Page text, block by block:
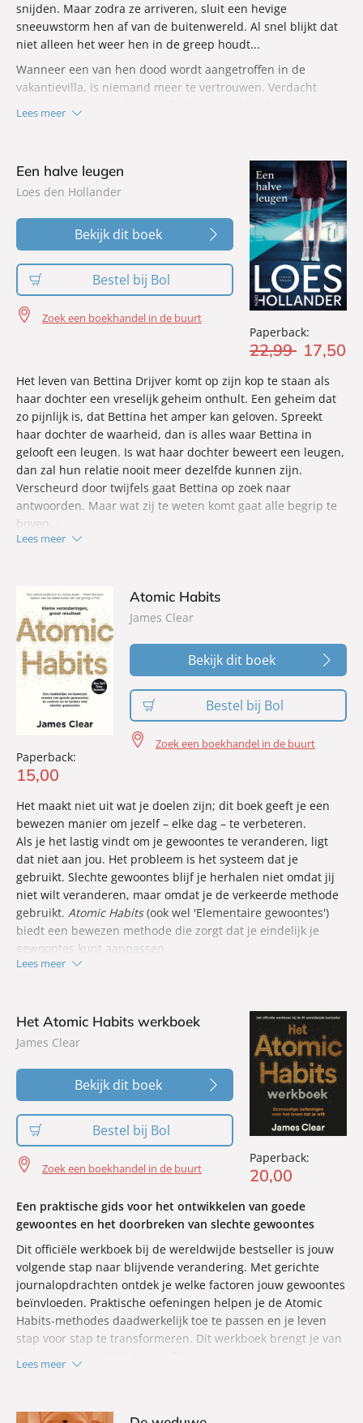
snijden. Maar zodra ze arriveren, sluit een hevige
sneeuwstorm hen af van de buitenwereld. Al snel blijkt dat
niet alleen het weer hen in de greep houdt...
Wanneer een van hen dood wordt aangetroffen in de
vakantievilla, is niemand meer te vertrouwen. Verdacht
Lees meer
Paperback:
22,99 17,50
Een halve leugen
Loes den Hollander
Bekijk dit boek
Bestel bij Bol
Zoek een boekhandel in de buurt
Het leven van Bettina Drijver komt op zijn kop te staan als
haar dochter een vreselijk geheim onthult. Een geheim dat
zo pijnlijk is, dat Bettina het amper kan geloven. Spreekt
haar dochter de waarheid, dan is alles waar Bettina in
gelooft een leugen. Is wat haar dochter beweert een leugen,
dan zal hun relatie nooit meer dezelfde kunnen zijn.
Verscheurd door twijfels gaat Bettina op zoek naar
antwoorden. Maar wat zij te weten komt gaat alle begrip te
boven…
wordt.' - Vrouwenthrillers.nl
Lees meer
Paperback:
15,00
Atomic Habits
James Clear
Bekijk dit boek
Bestel bij Bol
Zoek een boekhandel in de buurt
Het maakt niet uit wat je doelen zijn; dit boek geeft je een
bewezen manier om jezelf – elke dag – te verbeteren.
Als je het lastig vindt om je gewoontes te veranderen, ligt
dat niet aan jou. Het probleem is het systeem dat je
gebruikt. Slechte gewoontes blijf je herhalen niet omdat jij
niet wilt veranderen, maar omdat je de verkeerde methode
gebruikt. Atomic Habits(ook wel 'Elementaire gewoontes')
biedt een bewezen methode die zorgt dat je eindelijk je
gewoontes kunt aanpassen.
Na drie jaar onderzoek heeft James Clear met behulp van
gewoontes verdwijnen en je veel makkelijker met je goede
gewoontes aan de slag gaat.
Lees meer
Paperback:
20,00
Het Atomic Habits werkboek
James Clear
Bekijk dit boek
Bestel bij Bol
Zoek een boekhandel in de buurt
Een praktische gids voor het ontwikkelen van goede
gewoontes en het doorbreken van slechte gewoontes
Dit officiële werkboek bij de wereldwijde bestseller is jouw
volgende stap naar blijvende verandering. Met gerichte
journalopdrachten ontdek je welke factoren jouw gewoontes
beïnvloeden. Praktische oefeningen helpen je de Atomic
Habits-methodes daadwerkelijk toe te passen en je leven
stap voor stap te transformeren. Dit werkboek brengt je van
Lees meer